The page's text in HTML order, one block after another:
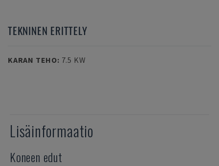
TEKNINEN ERITTELY
KARAN TEHO: 7.5 KW
Lisäinformaatio
Koneen edut